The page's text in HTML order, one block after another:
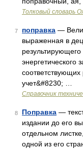
Толковый словарь
7 поправка —
выраженная в
энергетического
учет&#8230; …
Справочник
8 Поправка —
издании до его
отдельном
одной из его